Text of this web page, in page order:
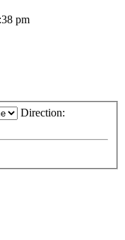
pm
Direction: